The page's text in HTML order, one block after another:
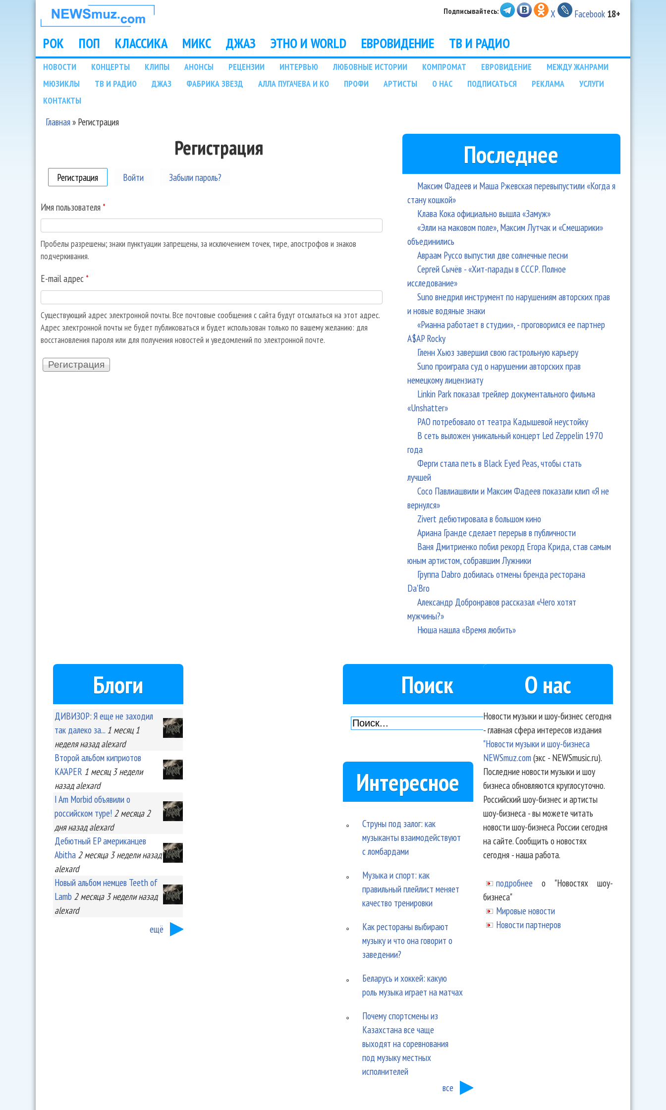
НОВОСТИ
МУЗЫКИ И
ШОУ БИЗНЕСА
NEWSMUZ.COM
Подписывайтесь: X Facebook 18+
Main menu
РОК ПОП КЛАССИКА МИКС ДЖАЗ ЭТНО И WORLD ЕВРОВИДЕНИЕ ТВ И РАДИО
Подразделы
НОВОСТИ КОНЦЕРТЫ КЛИПЫ АНОНСЫ РЕЦЕНЗИИ ИНТЕРВЬЮ ЛЮБОВНЫЕ ИСТОРИИ КОМПРОМАТ ЕВРОВИДЕНИЕ
МЕЖДУ ЖАНРАМИ
МЮЗИКЛЫ
ТВ И РАДИО ДЖАЗ ФАБРИКА ЗВЕЗД АЛЛА ПУГАЧЕВА И КО ПРОФИ АРТИСТЫ О НАС ПОДПИСАТЬСЯ РЕКЛАМА
УСЛУГИ
КОНТАКТЫ
Главная» Регистрация
Регистрация
Регистрация (активная вкладка)
Войти Забыли пароль?
Имя пользователя *
Пробелы разрешены; знаки пунктуации запрещены, за исключением точек, тире, апострофов и знаков
подчеркивания.
E-mail адрес *
Существующий адрес электронной почты. Все почтовые сообщения с сайта будут отсылаться на этот адрес.
Адрес электронной почты не будет публиковаться и будет использован только по вашему желанию: для
восстановления пароля или для получения новостей и уведомлений по электронной почте.
Последнее
Максим Фадеев и Маша Ржевская перевыпустили «Когда я
стану кошкой»
Клава Кока официально вышла «Замуж»
«Элли на маковом поле», Максим Лутчак и «Смешарики»
объединились
Авраам Руссо выпустил две солнечные песни
Сергей Сычёв - «Хит-парады в СССР. Полное
исследование»
Suno внедрил инструмент по нарушениям авторских прав
и новые водяные знаки
«Рианна работает в студии», - проговорился ее партнер
A$AP Rocky
Гленн Хьюз завершил свою гастрольную карьеру
Suno проиграла суд о нарушении авторских прав
немецкому лицензиату
Linkin Park показал трейлер документального фильма
«Unshatter»
РАО потребовало от театра Кадышевой неустойку
В сеть выложен уникальный концерт Led Zeppelin 1970
года
Ферги стала петь в Black Eyed Peas, чтобы стать
лучшей
Сосо Павлиашвили и Максим Фадеев показали клип «Я не
вернулся»
Zivert дебютировала в большом кино
Ариана Гранде сделает перерыв в публичности
Ваня Дмитриенко побил рекорд Егора Крида, став самым
юным артистом, собравшим Лужники
Группа Dabro добилась отмены бренда ресторана
Da'Bro
Александр Добронравов рассказал «Чего хотят
мужчины?»
Нюша нашла «Время любить»
Блоги
ДИВИЗОР: Я еще не заходил
так далеко за... 1 месяц 1
неделяназад alexard
Второй альбом киприотов
KA'APER 1 месяц 3 недели
назад alexard
I Am Morbid объявили о
российском туре! 2 месяца 2
дняназад alexard
Дебютный EP американцев
Abitha 2 месяца 3 неделиназад
alexard
Новый альбом немцев Teeth of
Lamb 2 месяца 3 неделиназад
alexard
ещё
Поиск
Интересное
Струны под залог: как
музыканты взаимодействуют
с ломбардами
Музыка и спорт: как
правильный плейлист меняет
качество тренировки
Как рестораны выбирают
музыку и что она говорит о
заведении?
Беларусь и хоккей: какую
роль музыка играет на матчах
Почему спортсмены из
Казахстана все чаще
выходят на соревнования
под музыку местных
исполнителей
все
О нас
Новости музыки и шоу-бизнес сегодня
- главная сфера интересов издания
"Новости музыки и шоу-бизнеса
NEWSmuz.com(экс - NEWSmusic.ru).
Последние новости музыки и шоу
бизнеса обновляются круглосуточно.
Российский шоу-бизнес и артисты
шоу-бизнеса - вы можете читать
новости шоу-бизнеса России сегодня
на сайте. Сообщить о новостях
сегодня - наша работа.
подробнее о "Новостях шоу-
бизнеса"
Мировые новости
Новости партнеров